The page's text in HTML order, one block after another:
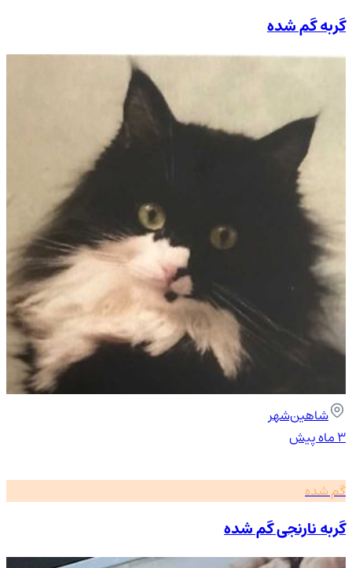
گربه گم‌ شده
شاهین‌شهر
۳ ماه پیش
گم شده
گربه نارنجی گم شده